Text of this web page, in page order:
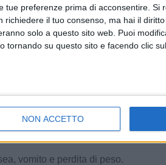
tue preferenze prima di acconsentire. Si
il tuo consenso, ma hai il
solo a questo sito web. Puoi
tornando su questo sito e facendo clic
NON ACCETTO
solo tre tipi:
o a un lato del torace, fiato
vomito e perdita di peso.